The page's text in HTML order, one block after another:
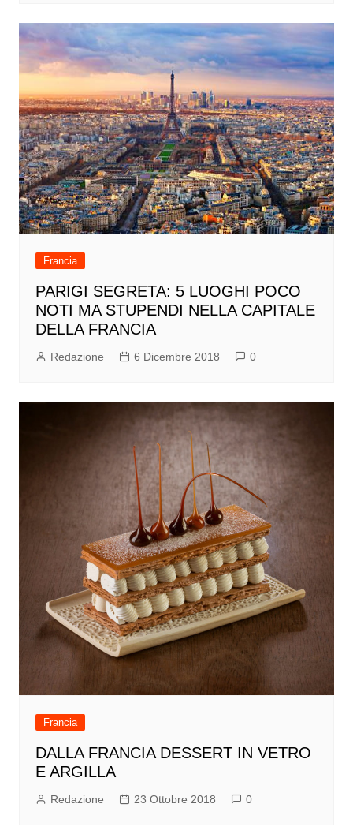
Francia
PARIGI SEGRETA: 5 LUOGHI POCO
NOTI MA STUPENDI NELLA CAPITALE
DELLA FRANCIA
Redazione 6 Dicembre 2018 0
Francia
DALLA FRANCIA DESSERT IN VETRO
E ARGILLA
Redazione 23 Ottobre 2018 0